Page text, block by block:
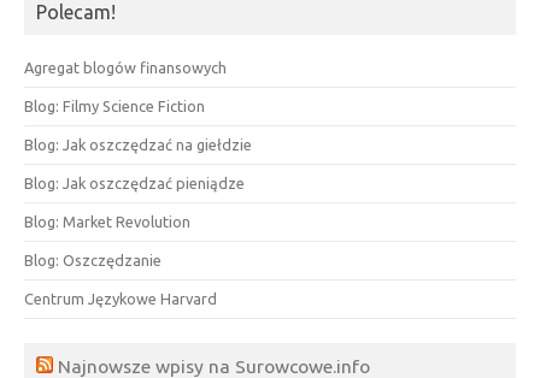
Polecam!
Agregat blogów finansowych
Blog: Filmy Science Fiction
Blog: Jak oszczędzać na giełdzie
Blog: Jak oszczędzać pieniądze
Blog: Market Revolution
Blog: Oszczędzanie
Centrum Językowe Harvard
Najnowsze wpisy na Surowcowe.info